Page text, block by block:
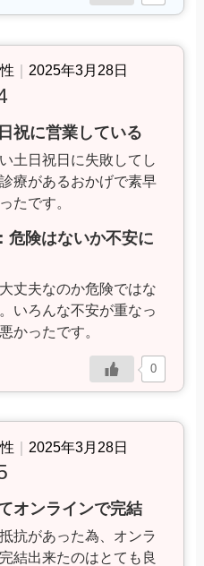
2025年3月28日
祝に営業している
土日祝日に失敗してし
療があるおかげで素早
たです。
：危険はないか不安に
丈夫なのか危険ではな
いろんな不安が重なっ
かったです。
0
｜ 2025年3月28日
オンラインで完結
抗があった為、オンラ
結出来たのはとても良